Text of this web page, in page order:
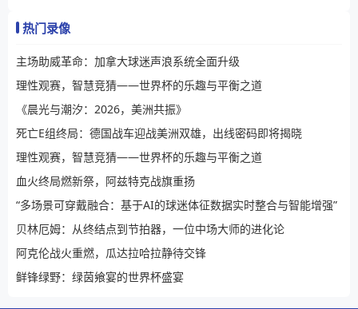
热门录像
主场助威革命：加拿大球迷声浪系统全面升级
理性观赛，智慧竞猜——世界杯的乐趣与平衡之道
《晨光与潮汐：2026，美洲共振》
死亡E组终局：德国战车迎战美洲双雄，出线密码即将揭晓
理性观赛，智慧竞猜——世界杯的乐趣与平衡之道
血火终局燃新祭，阿兹特克战旗重扬
“多场景可穿戴融合：基于AI的球迷体征数据实时整合与智能增强”
贝林厄姆：从终结点到节拍器，一位中场大师的进化论
阿克伦战火重燃，瓜达拉哈拉静待交锋
鲜锋绿野：绿茵飨宴的世界杯盛宴